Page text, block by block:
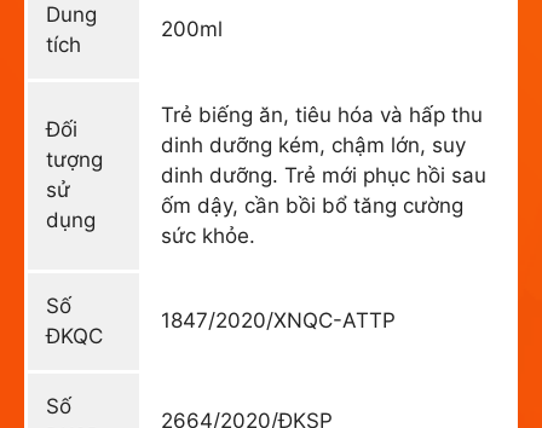
Dung
tích
200ml
Đối
tượng
sử
dụng
Trẻ biếng ăn, tiêu hóa và hấp thu
dinh dưỡng kém, chậm lớn, suy
dinh dưỡng. Trẻ mới phục hồi sau
ốm dậy, cần bồi bổ tăng cường
sức khỏe.
Số
ĐKQC
1847/2020/XNQC-ATTP
Số
2664/2020/ĐKSP